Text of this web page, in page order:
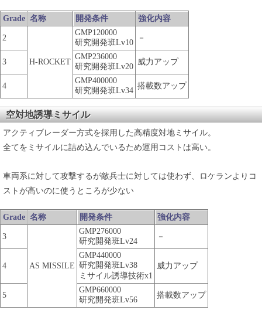
Grade 名称 開発条件 強化内容
2
H-ROCKET
GMP120000
研究開発班Lv10
－
3
GMP236000
研究開発班Lv20
威力アップ
4
GMP400000
研究開発班Lv34
搭載数アップ
空対地誘導ミサイル
アクティブレーダー方式を採用した高精度対地ミサイル。
全てをミサイルに詰め込んでいるため運用コストは高い。
車両系に対して攻撃するが敵兵士に対しては使わず、ロケランよりコ
ストが高いのに使うところが少ない
Grade 名称 開発条件 強化内容
3
AS MISSILE
GMP276000
研究開発班Lv24
－
4
GMP440000
研究開発班Lv38
ミサイル誘導技術x1
威力アップ
5
GMP660000
研究開発班Lv56
搭載数アップ